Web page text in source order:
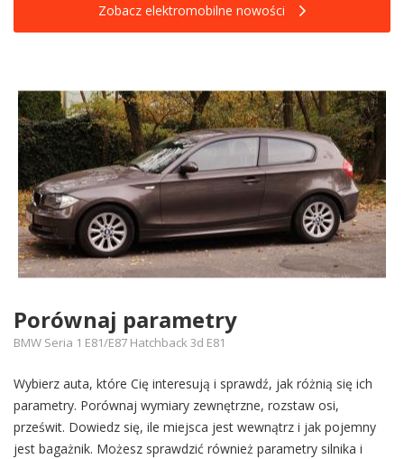
Zobacz elektromobilne nowości
Porównaj parametry
BMW Seria 1 E81/E87 Hatchback 3d E81
Wybierz auta, które Cię interesują i sprawdź, jak różnią się ich
parametry. Porównaj wymiary zewnętrzne, rozstaw osi,
prześwit. Dowiedz się, ile miejsca jest wewnątrz i jak pojemny
jest bagażnik. Możesz sprawdzić również parametry silnika i